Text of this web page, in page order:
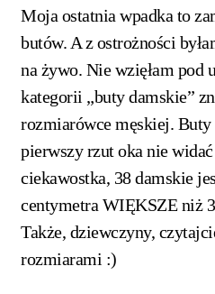
Moja ostatnia wpadka to
butów. A z ostrożności
na żywo. Nie wzięłam pod
kategorii „buty damskie”
rozmiarówce męskiej. Buty
pierwszy rzut oka nie
ciekawostka, 38 damskie
centymetra WIĘKSZE niż
Także, dziewczyny,
rozmiarami :)